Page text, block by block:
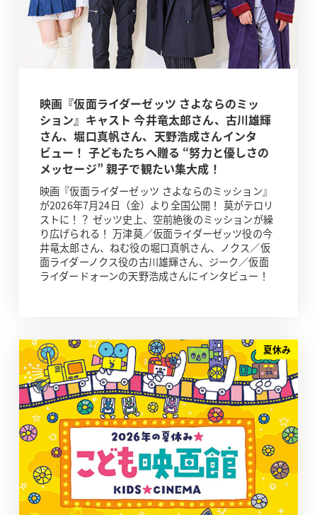
映画『仮面ライダーゼッツ さよならのミッ
ション』キャスト 今井竜太郎さん、古川雄輝
さん、堀口真帆さん、天野浩成さんインタ
ビュー！ 子どもたちへ贈る “努力と優しさの
メッセージ” 親子で観たい集大成！
映画『仮面ライダーゼッツ さよならのミッション』
が2026年7月24日（金）より全国公開！ 莫がテロリ
ストに！？ ゼッツ史上、空前絶後のミッションが繰
り広げられる！ 万津莫／仮面ライダーゼッツ役の今
井竜太郎さん、ねむ役の堀口真帆さん、ノクス／仮
面ライダーノクス役の古川雄輝さん、ジーク／仮面
ライダードォーンの天野浩成さんにインタビュー！
夏休み